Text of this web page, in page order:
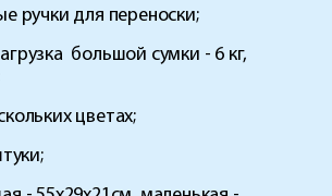
ручки для переноски;
большой сумки - 6 кг,
цветах;